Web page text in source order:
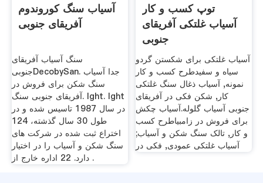
آسیاب سنگ کوروندوم
آفریقای جنوبی
سنگ آسیاب آفریقای
جنوبیDecobySan. جدا آسیاب
سنگ شکن برای فروش در
آفریقای جنوبی سنگ. lght. lght
در سال 1987 تاسیس شده و در
طول 30 سال گذشته، 124
اختراع ثبت شده در شركت های
سنگ شكن و آسیاب را در اختیار
دارد. 22 اداره خارج از .
توپ کسب و کار
آسیاب غلتکی آفریقای
جنوبی
آسیاب غلتکی برای شکستن گردو
سیاه و سفیدطرح کسب و کار
نمونه, آسیاب ذغال سنگ غلتکی
کار, شکن فکی در آفریقای
جنوبی آسیاب گلوله.آسیاب چکش
برای فروش در زامبیاطرح کسب
و کار, تالک سنگ شکن و آسیاب;
آسیاب غلتکی عمودی, فکی در